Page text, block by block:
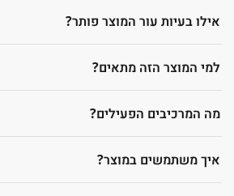
אילו בעיות עור המוצר פותר?
למי המוצר הזה מתאים?
מה המרכיבים הפעילים?
איך משתמשים במוצר?